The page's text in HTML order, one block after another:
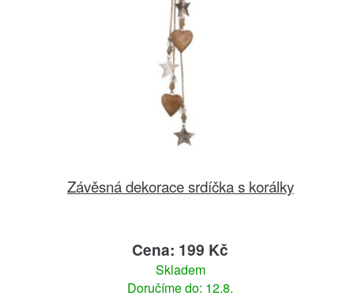
Závěsná dekorace srdíčka s korálky
Cena: 199 Kč
Skladem
Doručíme do: 12.8.